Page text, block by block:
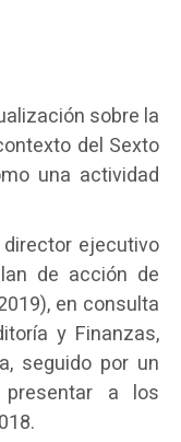
sobre la
del Sexto
una actividad
ejecutivo
de acción de
en consulta
y Finanzas,
seguido por un
a los